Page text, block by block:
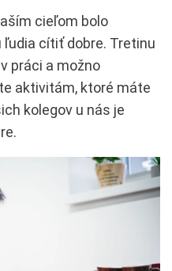
cieľom bolo
cítiť dobre. Tretinu
práci a možno
aktivitám, ktoré máte
kolegov u nás je